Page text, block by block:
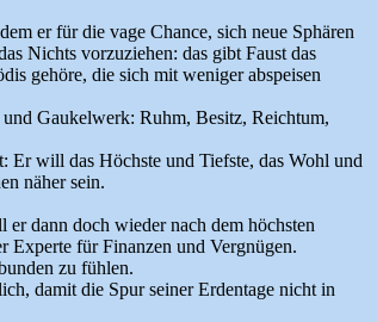
er für die vage Chance, sich neue Sphären
Nichts vorzuziehen: das gibt Faust das
gehöre, die sich mit weniger abspeisen
Gaukelwerk: Ruhm, Besitz, Reichtum,
Er will das Höchste und Tiefste, das Wohl und
näher sein.
dann doch wieder nach dem höchsten
Experte für Finanzen und Vergnügen.
zu fühlen.
damit die Spur seiner Erdentage nicht in